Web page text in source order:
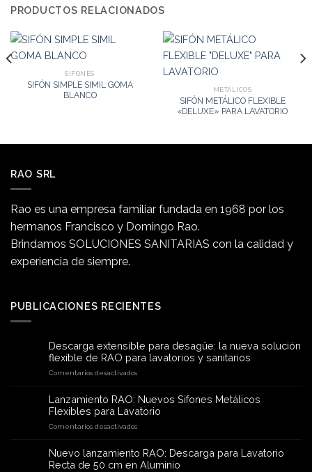
PRODUCTOS RELACIONADOS
SIFONES
SIFÓN SIMPLE SIMIL GOMA
BLANCO
METÁLICOS
SIFÓN METÁLICO FLEXIBLE
«DELUXE» PARA LAVATORIO
RAO SRL
Rao es una empresa familiar fundada en 1968 por los
hermanos Francisco y Domingo Rao.
Brindamos SOLUCIONES SANITARIAS con la calidad y
experiencia de siempre.
PUBLICACIONES RECIENTES
Descarga extensible para desagüe: la nueva solución
flexible de RAO para lavatorios y sanitarios
Comentarios desactivadosen
extensible
para
desagüe:
la
solución
flexible
Lanzamiento RAO: Nuevos Sifones Metálicos
Flexibles para Lavatorio
Comentarios desactivadosen
RAO:
Nuevos
Sifones
Nuevo lanzamiento RAO: Descarga para Lavatorio
Recta de 50 cm en Aluminio